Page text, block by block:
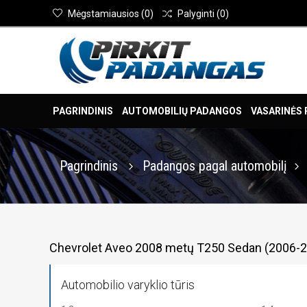
Mėgstamiausios (0) Palyginti (0)
PAGRINDINIS AUTOMOBILIŲ PADANGOS VASARINĖS
Pagrindinis Padangos pagal automobilį
Chevrolet Aveo 2008 metų T250 Sedan (2006-
Automobilio varyklio tūris